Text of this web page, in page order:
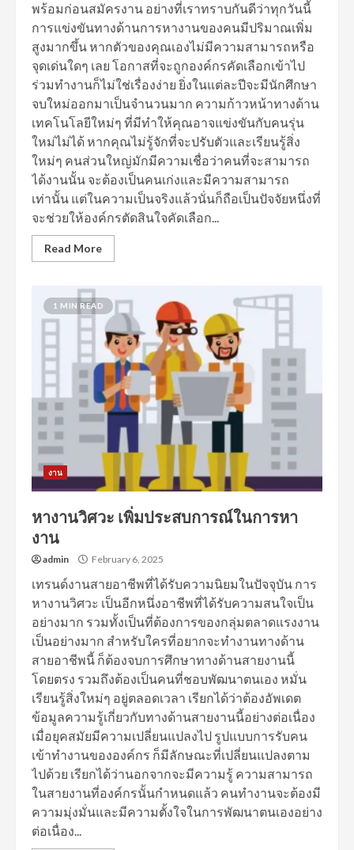
พร้อมก่อนสมัครงาน อย่างที่เราทราบกันดีว่าทุกวันนี้
การแข่งขันทางด้านการหางานของคนมีปริมาณเพิ่ม
สูงมากขึ้น หากตัวของคุณเองไม่มีความสามารถหรือ
จุดเด่นใดๆ เลย โอกาสที่จะถูกองค์กรคัดเลือกเข้าไป
ร่วมทำงานก็ไม่ใช่เรื่องง่าย ยิ่งในแต่ละปีจะมีนักศึกษา
จบใหม่ออกมาเป็นจำนวนมาก ความก้าวหน้าทางด้าน
เทคโนโลยีใหม่ๆ ที่มีทำให้คุณอาจแข่งขันกับคนรุ่น
ใหม่ไม่ได้ หากคุณไม่รู้จักที่จะปรับตัวและเรียนรู้สิ่ง
ใหม่ๆ คนส่วนใหญ่มักมีความเชื่อว่าคนที่จะสามารถ
ได้งานนั้น จะต้องเป็นคนเก่งและมีความสามารถ
เท่านั้น แต่ในความเป็นจริงแล้วนั่นก็ถือเป็นปัจจัยหนึ่งที่
จะช่วยให้องค์กรตัดสินใจคัดเลือก...
Read More
1 MIN READ
งาน
หางานวิศวะ เพิ่มประสบการณ์ในการหา
งาน
admin February 6, 2025
เทรนด์งานสายอาชีพที่ได้รับความนิยมในปัจจุบัน การ
หางานวิศวะ เป็นอีกหนึ่งอาชีพที่ได้รับความสนใจเป็น
อย่างมาก รวมทั้งเป็นที่ต้องการของกลุ่มตลาดแรงงาน
เป็นอย่างมาก สำหรับใครที่อยากจะทำงานทางด้าน
สายอาชีพนี้ ก็ต้องจบการศึกษาทางด้านสายงานนี้
โดยตรง รวมถึงต้องเป็นคนที่ชอบพัฒนาตนเอง หมั่น
เรียนรู้สิ่งใหม่ๆ อยู่ตลอดเวลา เรียกได้ว่าต้องอัพเดต
ข้อมูลความรู้เกี่ยวกับทางด้านสายงานนี้อย่างต่อเนื่อง
เมื่อยุคสมัยมีความเปลี่ยนแปลงไป รูปแบบการรับคน
เข้าทำงานขององค์กร ก็มีลักษณะที่เปลี่ยนแปลงตาม
ไปด้วย เรียกได้ว่านอกจากจะมีความรู้ ความสามารถ
ในสายงานที่องค์กรนั้นกำหนดแล้ว คนทำงานจะต้องมี
ความมุ่งมั่นและมีความตั้งใจในการพัฒนาตนเองอย่าง
ต่อเนื่อง...